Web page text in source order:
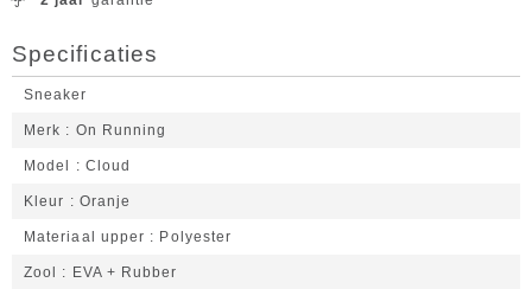
Specificaties
Sneaker
Merk On Running
Model Cloud
Kleur Oranje
Materiaal upper Polyester
Zool EVA + Rubber